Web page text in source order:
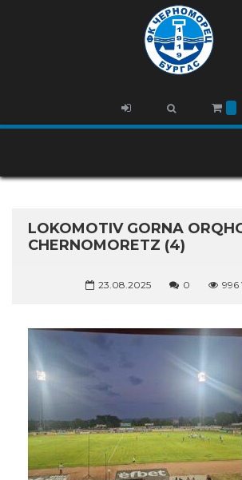
LOKOMOTIV GORNA
CHERNOMORETZ (4)
23.08.2025 0 996